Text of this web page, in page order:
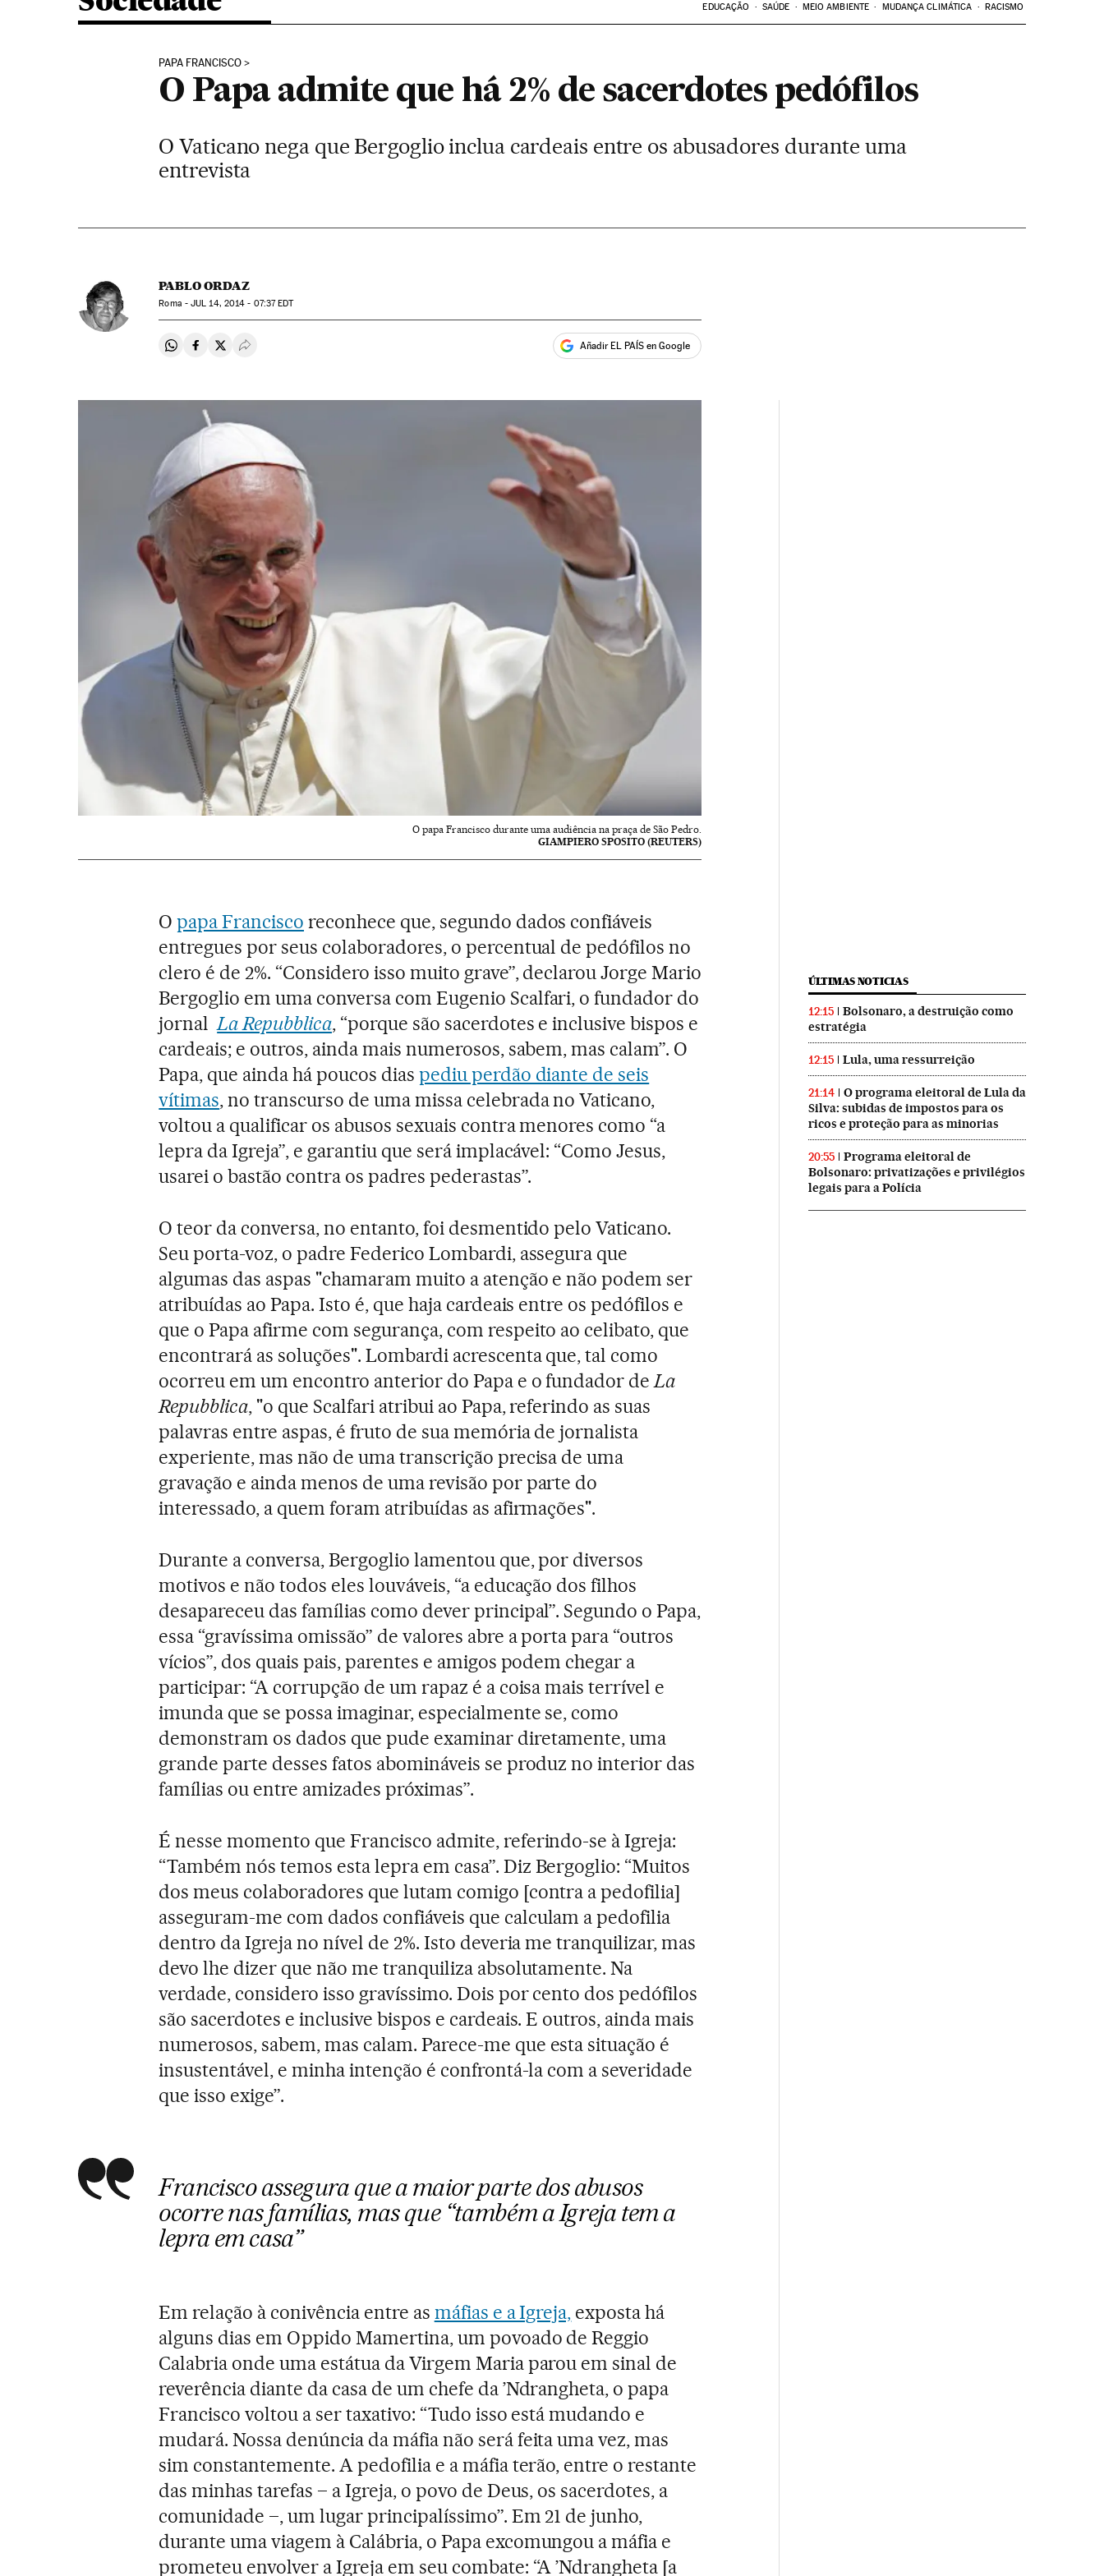
EDUCAÇÃO SAÚDE MEIO AMBIENTE MUDANÇA CLIMÁTICA RACISMO
PAPA FRANCISCO
O Papa admite que há 2% de sacerdotes pedófilos
O Vaticano nega que Bergoglio inclua cardeais entre os abusadores durante uma
entrevista
PABLO ORDAZ
Roma -JUL 14, 2014 - 07:37EDT
Compartir en Whatsapp
Compartir en Facebook
Compartir en Twitter
Desplegar Redes Sociales Añadir EL PAÍS en Google
O papa Francisco durante uma audiência na praça de São Pedro.
GIAMPIERO SPOSITO (REUTERS)
Opapa Francisco reconhece que, segundo dados confiáveis
entregues por seus colaboradores, o percentual de pedófilos no
clero é de 2%. “Considero isso muito grave”, declarou Jorge Mario
Bergoglio em uma conversa com Eugenio Scalfari, o fundador do
jornal La Repubblica, “porque são sacerdotes e inclusive bispos e
cardeais; e outros, ainda mais numerosos, sabem, mas calam”. O
Papa, que ainda há poucos dias pediu perdão diante de seis
vítimas, no transcurso de uma missa celebrada no Vaticano,
voltou a qualificar os abusos sexuais contra menores como “a
lepra da Igreja”, e garantiu que será implacável: “Como Jesus,
usarei o bastão contra os padres pederastas”.
O teor da conversa, no entanto, foi desmentido pelo Vaticano.
Seu porta-voz, o padre Federico Lombardi, assegura que
algumas das aspas "chamaram muito a atenção e não podem ser
atribuídas ao Papa. Isto é, que haja cardeais entre os pedófilos e
que o Papa afirme com segurança, com respeito ao celibato, que
encontrará as soluções". Lombardi acrescenta que, tal como
ocorreu em um encontro anterior do Papa e o fundador deLa
Repubblica, "o que Scalfari atribui ao Papa, referindo as suas
palavras entre aspas, é fruto de sua memória de jornalista
experiente, mas não de uma transcrição precisa de uma
gravação e ainda menos de uma revisão por parte do
interessado, a quem foram atribuídas as afirmações".
Durante a conversa, Bergoglio lamentou que, por diversos
motivos e não todos eles louváveis, “a educação dos filhos
desapareceu das famílias como dever principal”. Segundo o Papa,
essa “gravíssima omissão” de valores abre a porta para “outros
vícios”, dos quais pais, parentes e amigos podem chegar a
participar: “A corrupção de um rapaz é a coisa mais terrível e
imunda que se possa imaginar, especialmente se, como
demonstram os dados que pude examinar diretamente, uma
grande parte desses fatos abomináveis se produz no interior das
famílias ou entre amizades próximas”.
É nesse momento que Francisco admite, referindo-se à Igreja:
“Também nós temos esta lepra em casa”. Diz Bergoglio: “Muitos
dos meus colaboradores que lutam comigo [contra a pedofilia]
asseguram-me com dados confiáveis que calculam a pedofilia
dentro da Igreja no nível de 2%. Isto deveria me tranquilizar, mas
devo lhe dizer que não me tranquiliza absolutamente. Na
verdade, considero isso gravíssimo. Dois por cento dos pedófilos
são sacerdotes e inclusive bispos e cardeais. E outros, ainda mais
numerosos, sabem, mas calam. Parece-me que esta situação é
insustentável, e minha intenção é confrontá-la com a severidade
que isso exige”.
Francisco assegura que a maior parte dos abusos
ocorre nas famílias, mas que “também a Igreja tem a
lepra em casa”
Em relação à conivência entre as máfias e a Igreja, exposta há
alguns dias em Oppido Mamertina, um povoado de Reggio
Calabria onde uma estátua da Virgem Maria parou em sinal de
reverência diante da casa de um chefe da ’Ndrangheta, o papa
Francisco voltou a ser taxativo: “Tudo isso está mudando e
mudará. Nossa denúncia da máfia não será feita uma vez, mas
sim constantemente. A pedofilia e a máfia terão, entre o restante
das minhas tarefas – a Igreja, o povo de Deus, os sacerdotes, a
comunidade –, um lugar principalíssimo”. Em 21 de junho,
durante uma viagem à Calábria, o Papa excomungou a máfia e
prometeu envolver a Igreja em seu combate: “A ’Ndrangheta [a
ÚLTIMAS NOTICIAS
12:15
Bolsonaro, a destruição como
estratégia
12:15 Lula, uma ressurreição
21:14
O programa eleitoral de Lula da
Silva: subidas de impostos para os
ricos e proteção para as minorias
20:55
Programa eleitoral de
Bolsonaro: privatizações e privilégios
legais para a Polícia